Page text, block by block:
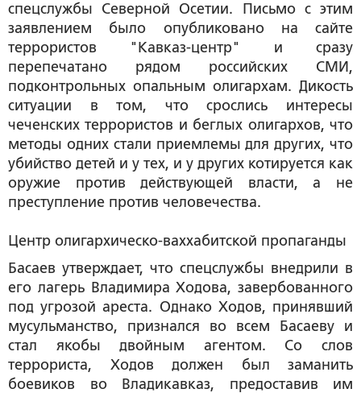
спецслужбы Северной Осетии. Письмо с этим
заявлением было опубликовано на сайте
террористов "Кавказ-центр" и сразу
перепечатано рядом российских СМИ,
подконтрольных опальным олигархам. Дикость
ситуации в том, что срослись интересы
чеченских террористов и беглых олигархов, что
методы одних стали приемлемы для других, что
убийство детей и у тех, и у других котируется как
оружие против действующей власти, а не
преступление против человечества.
Центр олигархическо-ваххабитской пропаганды
Басаев утверждает, что спецслужбы внедрили в
его лагерь Владимира Ходова, завербованного
под угрозой ареста. Однако Ходов, принявший
мусульманство, признался во всем Басаеву и
стал якобы двойным агентом. Со слов
террориста, Ходов должен был заманить
боевиков во Владикавказ, предоставив им